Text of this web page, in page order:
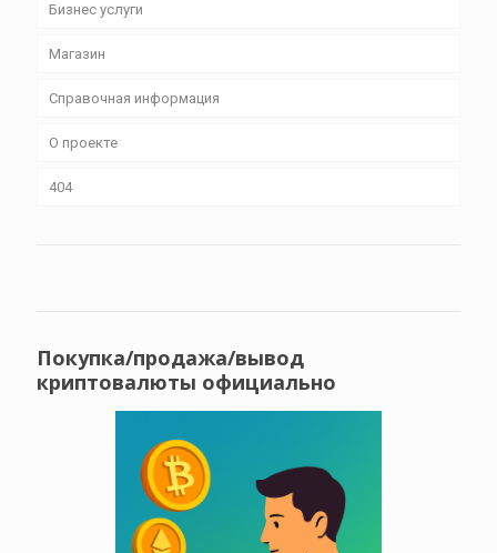
Бизнес уcлуги
Магазин
Справочная информация
О проекте
404
Покупка/продажа/вывод
криптовалюты официально